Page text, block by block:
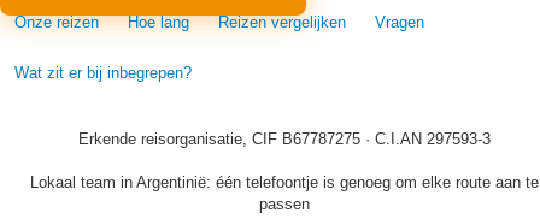
Onze reizen Hoe lang Reizen vergelijken Vragen
Wat zit er bij inbegrepen?
Erkende reisorganisatie, CIF B67787275 · C.I.AN 297593-3
Lokaal team in Argentinië: één telefoontje is genoeg om elke route aan te
passen